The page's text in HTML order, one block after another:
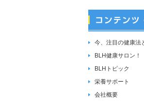
今、注目の健康法
BLH健康サロン！
BLHトピック
栄養サポート
会社概要